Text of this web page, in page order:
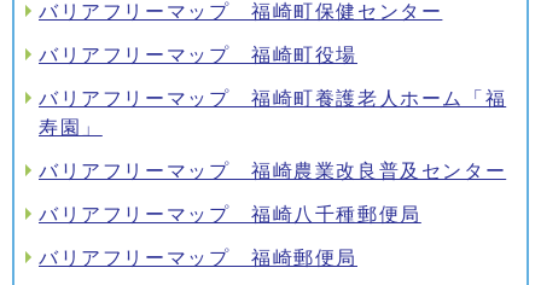
バリアフリーマップ 福崎町保健センター
バリアフリーマップ 福崎町役場
バリアフリーマップ 福崎町養護老人ホーム「福
寿園」
バリアフリーマップ 福崎農業改良普及センター
バリアフリーマップ 福崎八千種郵便局
バリアフリーマップ 福崎郵便局